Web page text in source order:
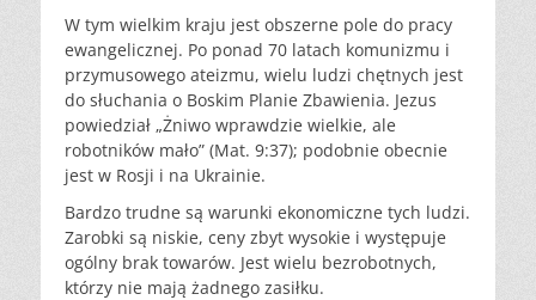
W tym wielkim kraju jest obszerne pole do pracy
ewangelicznej. Po ponad 70 latach komunizmu i
przymusowego ateizmu, wielu ludzi chętnych jest
do słuchania o Boskim Planie Zbawienia. Jezus
powiedział „Żniwo wprawdzie wielkie, ale
robotników mało” (Mat. 9:37); podobnie obecnie
jest w Rosji i na Ukrainie.
Bardzo trudne są warunki ekonomiczne tych ludzi.
Zarobki są niskie, ceny zbyt wysokie i występuje
ogólny brak towarów. Jest wielu bezrobotnych,
którzy nie mają żadnego zasiłku.